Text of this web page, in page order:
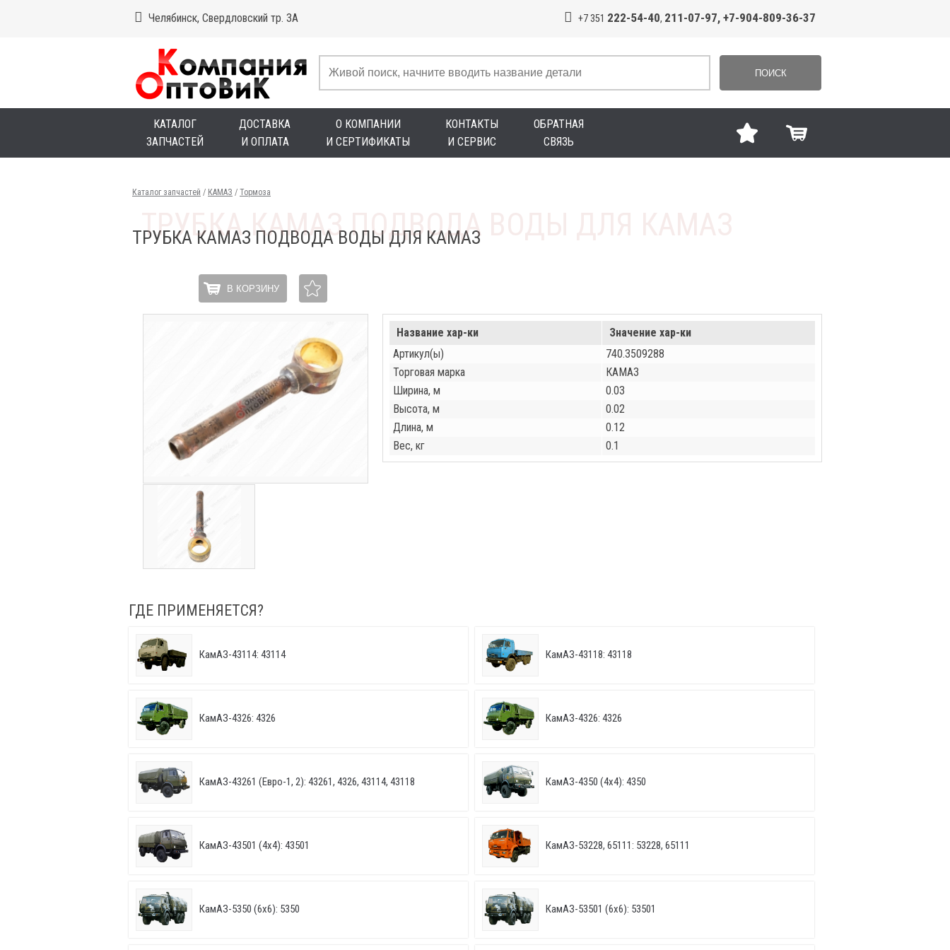
Челябинск, Свердловский тр. 3А +7 351 222-54-40, 211-07-97, +7-904-809-36-37
ПОИСК
КАТАЛОГ
ЗАПЧАСТЕЙ
ДОСТАВКА
И ОПЛАТА
О КОМПАНИИ
И СЕРТИФИКАТЫ
КОНТАКТЫ
И СЕРВИС
ОБРАТНАЯ
СВЯЗЬ
Каталог запчастей / КАМАЗ / Тормоза
ТРУБКА КАМАЗ ПОДВОДА ВОДЫ ДЛЯ КАМАЗ
В КОРЗИНУ
Название хар-ки
Значение хар-ки
Артикул(ы)
740.3509288
Торговая марка
КАМАЗ
Ширина, м
0.03
Высота, м
0.02
Длина, м
0.12
Вес, кг
0.1
ГДЕ ПРИМЕНЯЕТСЯ?
КамАЗ-43114: 43114 КамАЗ-43118: 43118
КамАЗ-4326: 4326 КамАЗ-4326: 4326
КамАЗ-43261 (Евро-1, 2): 43261, 4326, 43114, 43118 КамАЗ-4350 (4х4): 4350
КамАЗ-43501 (4х4): 43501 КамАЗ-53228, 65111: 53228, 65111
КамАЗ-5350 (6х6): 5350 КамАЗ-53501 (6х6): 53501